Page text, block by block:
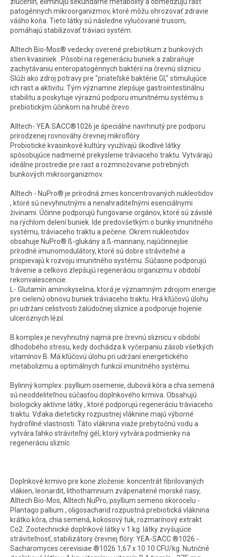
patogénnych mikroorganizmov, ktoré môžu ohrozovať zdravie
vášho koňa. Tieto látky sú následne vylučované trusom,
pomáhajú stabilizovať tráviaci systém.
Alltech Bio-Mos® vedecky overené prebiotikum z bunkových
stien kvasiniek . Pôsobí na regeneráciu buniek a zabraňuje
zachytávaniu enteropatogénnych baktérií na črevnú sliznicu .
Slúži ako zdroj potravy pre "priateľské baktérie GI," stimulujúce
ich rast a aktivitu. Tým významne zlepšuje gastrointestinálnu
stabilitu a poskytuje výraznú podporu imunitnému systému s
prebiotickým účinkom na hrubé črevo.
Alltech- YEA SACC®1026 je špeciálne navrhnutý pre podporu
prirodzenej rovnováhy črevnej mikroflóry .
Probiotické kvasinkové kultúry využívajú škodlivé látky
spôsobujúce nadmerné prekyslenie tráviaceho traktu. Vytvárajú
ideálne prostredie pre rast a rozmnožovanie potrebných
bunkových mikroorganizmov.
Alltech - NuPro® je prírodná zmes koncentrovaných nukleotidov
, ktoré sú nevyhnutnými a nenahraditeľnými esenciálnymi
živinami. Účinne podporujú fungovanie orgánov, ktoré sú závislé
na rýchlom delení buniek. Ide predovšetkým o bunky imunitného
systému, tráviaceho traktu a pečene. Okrem nukleotidov
obsahuje NuPro® ß-glukány a ß-mannany, najúčinnejšie
prírodné imunomodulátory, ktoré sú dobre stráviteľné a
prispievajú k rozvoju imunitného systému. Súčasne podporujú
trávenie a celkovo zlepšujú regeneráciu organizmu v období
rekonvalescencie.
L- Glutamín aminokyselina, ktorá je významným zdrojom energie
pre cielenú obnovu buniek tráviaceho traktu. Hrá kľúčovú úlohu
pri udržaní celistvosti žalúdočnej sliznice a podporuje hojenie
ulceróznych lézií.
B komplex je nevyhnutný najmä pre črevnú sliznicu v období
dlhodobého stresu, kedy dochádza k vyčerpaniu zásob všetkých
vitamínov B. Má kľúčovú úlohu pri udržaní energetického
metabolizmu a optimálnych funkcií imunitného systému.
Bylinný komplex: psyllium osemenie, dubová kôra a chia semená
sú neoddeliteľnou súčasťou doplnkového krmiva. Obsahujú
biologicky aktívne látky , ktoré podporujú regeneráciu tráviaceho
traktu. Vďaka dieteticky rozpustnej vláknine majú výborné
hydrofilné vlastnosti. Táto vláknina viaže prebytočnú vodu a
vytvára ľahko stráviteľný gél, ktorý vytvára podmienky na
regeneráciu slizníc.
Doplnkové krmivo pre kone zloženie: koncentrát fibrilovaných
vlákien, leonardit, lithothamnium zvápenatené morské riasy,
Alltech Bio-Mos, Alltech NuPro, psyllium semeno skorocelu -
Plantago pallium , oligosacharid rozpustná prebiotická vláknina
krátko kôra, chia semená, kokosový tuk, rozmarínový extrakt
Co2. Zootechnické doplnkové látky v 1 kg: látky zvyšujúce
stráviteľnosť, stabilizátory črevnej flóry: YEA-SACC ®1026 -
Sacharomyces cerevisiae ®1026 1,67 x 10 10 CFU/kg. Nutričné ​​